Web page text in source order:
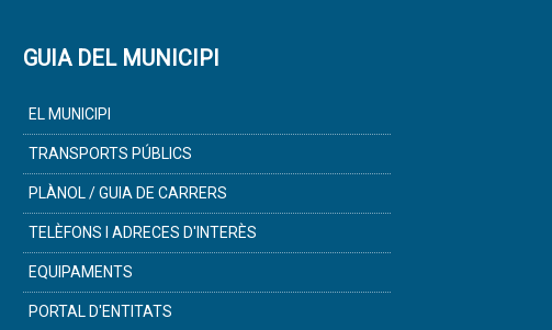
GUIA DEL MUNICIPI
EL MUNICIPI
TRANSPORTS PÚBLICS
PLÀNOL / GUIA DE CARRERS
TELÈFONS I ADRECES D'INTERÈS
EQUIPAMENTS
PORTAL D'ENTITATS